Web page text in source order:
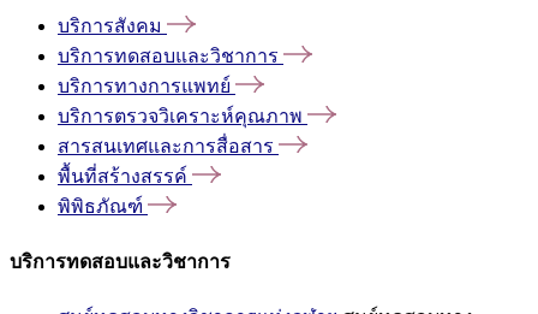
บริการสังคม
บริการทดสอบและวิชาการ
บริการทางการแพทย์
บริการตรวจวิเคราะห์คุณภาพ
สารสนเทศและการสื่อสาร
พื้นที่สร้างสรรค์
พิพิธภัณฑ์
บริการทดสอบและวิชาการ